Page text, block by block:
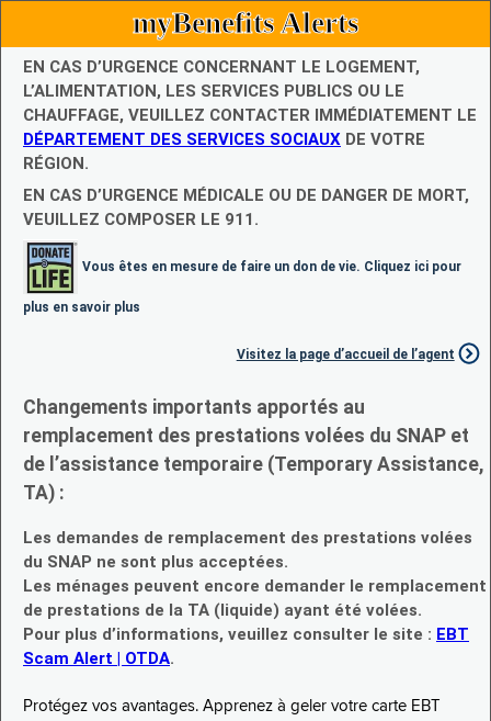
myBenefits Alerts
EN CAS D’URGENCE CONCERNANT LE LOGEMENT,
L’ALIMENTATION, LES SERVICES PUBLICS OU LE
CHAUFFAGE, VEUILLEZ CONTACTER IMMÉDIATEMENT LE
DÉPARTEMENT DES SERVICES SOCIAUX DE VOTRE
RÉGION.
EN CAS D’URGENCE MÉDICALE OU DE DANGER DE MORT,
VEUILLEZ COMPOSER LE 911.
Vous êtes en mesure de faire un don de vie. Cliquez ici pour
plus en savoir plus
Visitez la page d’accueil de l’agent
Changements importants apportés au
remplacement des prestations volées du SNAP et
de l’assistance temporaire (Temporary Assistance,
TA) :
Les demandes de remplacement des prestations volées
du SNAP ne sont plus acceptées.
Les ménages peuvent encore demander le remplacement
de prestations de la TA (liquide) ayant été volées.
Pour plus d’informations, veuillez consulter le site : EBT
Scam Alert | OTDA.
Protégez vos avantages. Apprenez à geler votre carte EBT